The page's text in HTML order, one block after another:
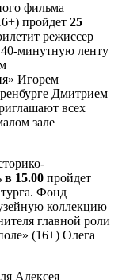
фильма
пройдет 25
режиссер
минутную ленту
Игорем
Дмитрием
всех
зале
в 15.00 пройдет
Фонд
коллекцию
главной роли
(16+) Олега
Алексея